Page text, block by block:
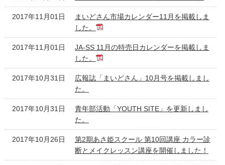
2017年11月01日
まいどさん市場カレンダー11月を掲載しま
した。
2017年11月01日
JA-SS 11月の特売日カレンダーを掲載しま
した。
2017年10月31日
広報誌「まいどさん」10月号を掲載しまし
た。
2017年10月31日
青年部活動「YOUTH SITE」を更新しまし
た。
2017年10月26日
第2期あさ姫スクール 第10回講座 カラー診
断とメイクレッスン講座を開催しました！